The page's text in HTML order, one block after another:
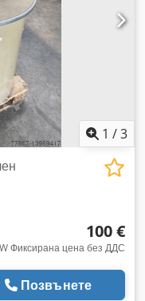
1 /3
100 €
Фиксирана цена без ДДС
Позвънете